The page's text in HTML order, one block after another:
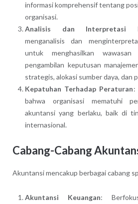
informasi komprehensif tentang
organisasi.
Analisis dan Interpretasi
menganalisis dan
untuk menghasilkan
pengambilan keputusan
strategis, alokasi sumber daya, dan
Kepatuhan Terhadap Peraturan:
bahwa organisasi mematuhi
akuntansi yang berlaku, baik di
internasional.
Cabang-Cabang
Akuntansi mencakup berbagai cabang
Akuntansi Keuangan: